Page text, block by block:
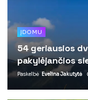
ĮDOMU
54 geriausios
pakylėjančios
Paskelbė Evelina Jakutytė